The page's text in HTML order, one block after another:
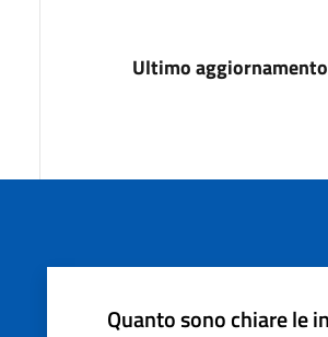
Ultimo aggiornamento
Quanto sono chiare le